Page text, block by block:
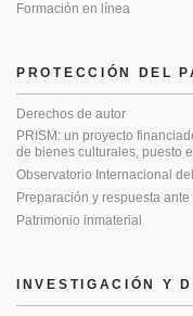
PROTECCIÓN DEL
Derechos de autor
PRISM: un proyecto
de bienes culturales, puesto
Observatorio Internacional
Preparación y respuesta
Patrimonio inmaterial
Formación en línea
INVESTIGACIÓN Y